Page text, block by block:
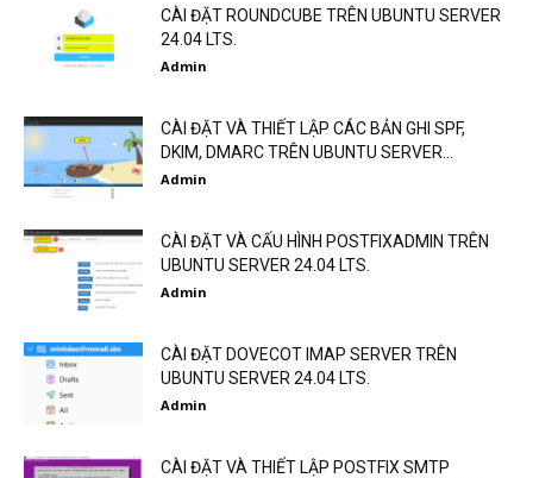
CÀI ĐẶT ROUNDCUBE TRÊN UBUNTU SERVER
24.04 LTS.
Admin
CÀI ĐẶT VÀ THIẾT LẬP CÁC BẢN GHI SPF,
DKIM, DMARC TRÊN UBUNTU SERVER...
Admin
CÀI ĐẶT VÀ CẤU HÌNH POSTFIXADMIN TRÊN
UBUNTU SERVER 24.04 LTS.
Admin
CÀI ĐẶT DOVECOT IMAP SERVER TRÊN
UBUNTU SERVER 24.04 LTS.
Admin
CÀI ĐẶT VÀ THIẾT LẬP POSTFIX SMTP